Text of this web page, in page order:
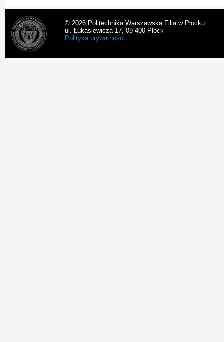
© 2026 Politechnika Warszawska Filia w Płocku
ul. Łukasiewicza 17, 09-400 Płock
Polityka prywatności